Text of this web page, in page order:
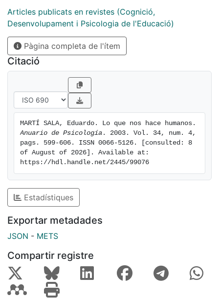
Articles publicats en revistes (Cognició,
Desenvolupament i Psicologia de l'Educació)
Pàgina completa de l'ítem
Citació
Anuario de Psicología . 2003. Vol. 34, num. 4,
pags. 599-606. ISSN 0066-5126. [consulted: 8
of August of 2026]. Available at:
https://hdl.handle.net/2445/99076
Estadístiques
Exportar metadades
JSON - METS
Compartir registre